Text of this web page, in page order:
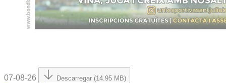
07-08-26 Descarregar (14.95 MB)